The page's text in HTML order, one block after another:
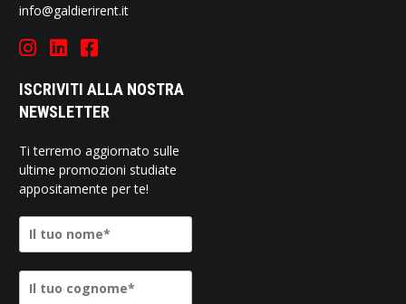
info@galdierirent.it
ISCRIVITI ALLA NOSTRA
NEWSLETTER
Ti terremo aggiornato sulle
ultime promozioni studiate
appositamente per te!